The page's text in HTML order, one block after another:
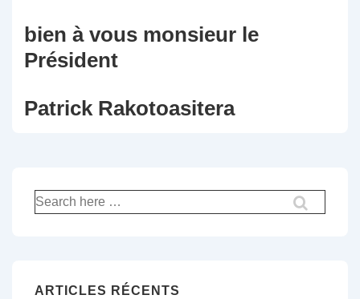
bien à vous monsieur le
Président
Patrick Rakotoasitera
Recherche
pour:
ARTICLES RÉCENTS